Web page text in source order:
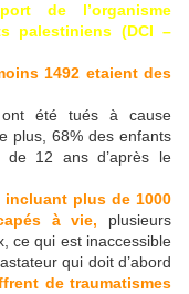
de l’organisme
palestiniens (DCI –
1492 etaient des
été tués à cause
plus, 68% des enfants
12 ans d’après le
plus de 1000
à vie, plusieurs
ce qui est inaccessible
qui doit d’abord
de traumatismes